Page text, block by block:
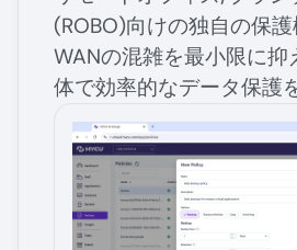
(ROBO)向けの独自の保護
WANの混雑を最小限に抑
体で効率的なデータ保護
Image